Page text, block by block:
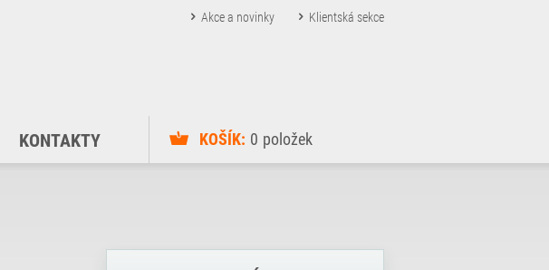
KONTAKTY KOŠÍK: 0 položek
Akce a novinky Klientská sekce